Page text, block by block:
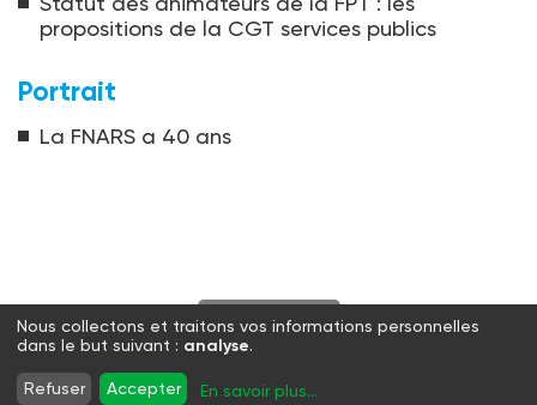
propositions de la CGT services publics
Portrait
La FNARS a 40 ans
S'abonner
Twitter Facebook
WhatsApp
Nous collectons et traitons vos informations personnelles
dans le but suivant : analyse.
Refuser Accepter En savoir plus...